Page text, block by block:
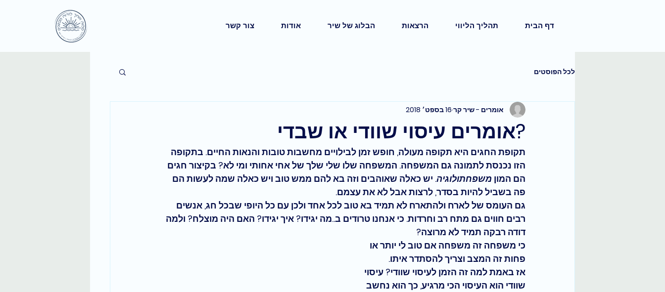
דף הבית תהליך הליווי הרצאות הבלוג של שיר אודות צור קשר
לכל הפוסטים
?אומרים עיסוי שוודי או שבדי
אומרים - שיר קר 16 בספט׳ 2018
תקופת החגים היא תקופה מעולה, חופש זמן לבילויים מחשבות טובות והנאות החיים. בתקופה
הזו נכנסת לתמונה גם המשפחה. המשפחה שלו שלי שלך של אחי אחותי ומי לא? בקיצור חגים
הם המון משפחתולוגיה. יש כאלה שאוהבים וזה בא להם ממש טוב ויש כאלה שמה לעשות הם
פה בשביל להיות בסדר, לרצות אבל לא את עצמם.
גם העומס של לארח ולהתארח לא תמיד בא טוב לכל אחד ולכן עם כל היופי שבכל חג, אנשים
רבים חווים גם מתח רב וחרדות. כי אנחנו טרודים ב..מה יגידו? איך יגידו? האם היה מוצלח? ולמה
דודה רבקה תמיד לא מרוצה?
כי משפחה זה משפחה אם טוב לי יותר או
פחות זה המצב וצריך להסתדר איתו.
אז באמת למה זה הזמן לעיסוי שוודי? עיסוי
שוודי הוא העיסוי הכי מרגיע, כך הוא נחשב